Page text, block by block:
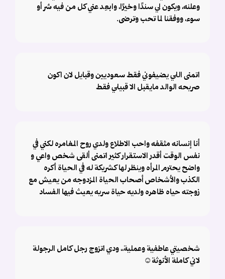
وعلنه، ويكون لي سندًا وخيرًا، وابعِد عني كل من فيه شر أو
سوء، ووفقنا لما تحب وترضى.
اتمنى اللي يضيفوني فقط سعوديين وقبايل لان اكون
صريحه الوالد مايقبل الا قبيلي فقط
أنا إنسانه مثقفه واحب الاطلاع ولدي روح المغامره لكني في
نفس الوقت أقدر الاستقرار كثير اتمنى ألقى شخص واعي و
واضح يحترم المرأه وينظر لها كشريكة له في الحياة أكره
الكذب والأشخاص أصحاب الحياة المزدوجه من يعيش مع
زوجته حياه ظاهره ولديه حياة سريه يعيث فيها الفساد
شخصيتي عاطفية وعملية،، ودي اتزوج رجل كامل الرجولة
لاني كاملة الأنوثة☺️